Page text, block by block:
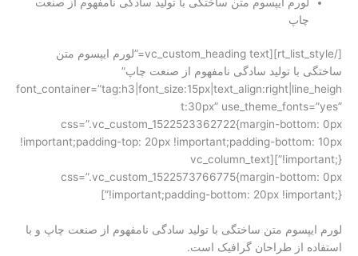
چاپ
[/rt_list_style][vc_custom_heading text=”لورم ایپسوم متن
ساختگی با تولید سادگی نامفهوم از صنعت چاپ”
font_container=”tag:h3|font_size:15px|text_align:right|line_heigh
t:30px” use_theme_fonts=”yes”
css=”.vc_custom_1522523362722{margin-bottom: 0px
!important;padding-top: 20px !important;padding-bottom: 10px
!important;}”][vc_column_text
css=”.vc_custom_1522573766775{margin-bottom: 0px
!important;padding-bottom: 20px !important;}”]
لورم ایپسوم متن ساختگی با تولید سادگی نامفهوم از صنعت چاپ و با
استفاده از طراحان گرافیک است.